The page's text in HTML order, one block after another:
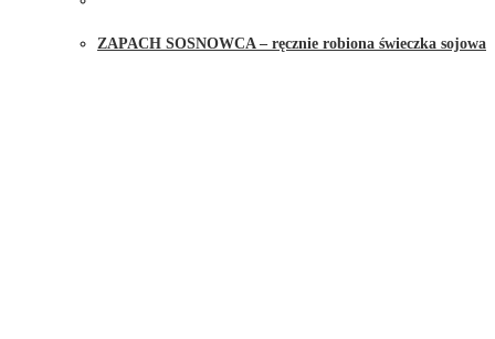
ZAPACH SOSNOWCA – ręcznie robiona świeczka sojowa